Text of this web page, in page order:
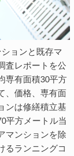
ョンと既存マ
査レポートを公
専有面積30平方
、価格、専有面
ンは修繕積立基
平方メートル当
マンションを除
るランニングコ